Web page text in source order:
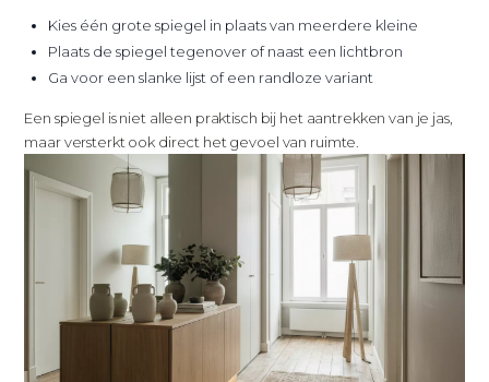
Kies één grote spiegel in plaats van meerdere kleine
Plaats de spiegel tegenover of naast een lichtbron
Ga voor een slanke lijst of een randloze variant
Een spiegel is niet alleen praktisch bij het aantrekken van je jas,
maar versterkt ook direct het gevoel van ruimte.